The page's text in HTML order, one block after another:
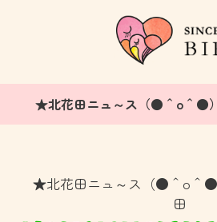
★北花田ニュ～ス（●＾o＾●
★北花田ニュ～ス（●＾o＾●
田